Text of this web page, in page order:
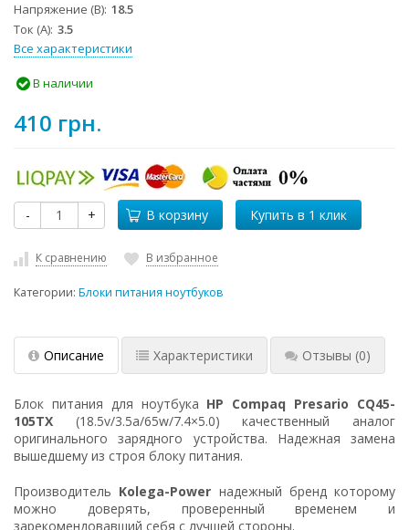
Напряжение (В) 18.5
Ток (А) 3.5
Все характеристики
В наличии
410 грн.
- + В корзину
К сравнению В избранное
Категории: Блоки питания ноутбуков
Описание Характеристики Отзывы (0)
Блок питания для ноутбука HP Compaq Presario CQ45-
105TX (18.5v/3.5a/65w/7.4×5.0) качественный аналог
оригинального зарядного устройства. Надежная замена
вышедшему из строя блоку питания.
Производитель Kolega-Power надежный бренд которому
можно доверять, проверенный временем и
зарекомендовавший себя с лучшей стороны.